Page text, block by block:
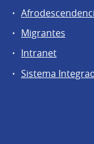
Migrantes
Intranet
Sistema